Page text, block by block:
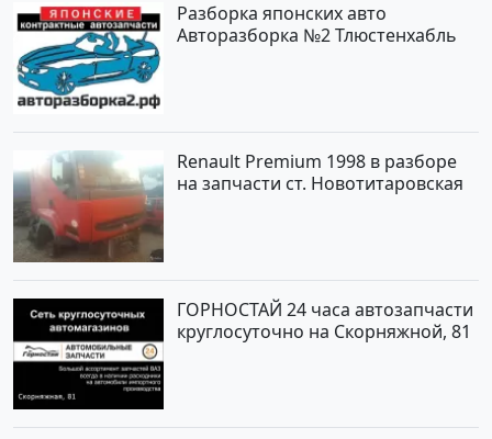
Разборка японских авто
Авторазборка №2 Тлюстенхабль
Renault Premium 1998 в разборе
на запчасти ст. Новотитаровская
ГОРНОСТАЙ 24 часа автозапчасти
круглосуточно на Скорняжной, 81